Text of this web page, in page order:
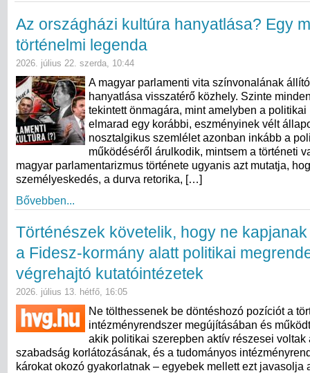
Az országházi kultúra hanyatlása? Egy
történelmi legenda
2026. július 22. szerda, 10:44
A magyar parlamenti vita színvonalának
hanyatlása visszatérő közhely. Szinte
tekintett önmagára, mint amelyben a politikai
elmarad egy korábbi, eszményinek vélt
nosztalgikus szemlélet azonban inkább a
működéséről árulkodik, mintsem a történeti
magyar parlamentarizmus története ugyanis azt mutatja,
személyeskedés, a durva retorika, […]
Bővebben...
Történészek követelik, hogy ne
a Fidesz-kormány alatt politikai
végrehajtó kutatóintézetek
2026. július 13. hétfő, 16:05
Ne tölthessenek be döntéshozó pozíciót a
intézményrendszer megújításában és
akik politikai szerepben aktív részesei voltak
szabadság korlátozásának, és a tudományos
károkat okozó gyakorlatnak – egyebek mellett ezt javasolja